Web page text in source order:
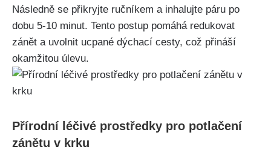
Následně‍ se přikryjte ručníkem a inhalujte páru po​
dobu ⁤5-10 minut. Tento postup pomáhá redukovat
zánět​ a uvolnit ucpané dýchací cesty, což ​přináší
okamžitou úlevu.
Přírodní léčivé prostředky pro potlačení
zánětu v krku